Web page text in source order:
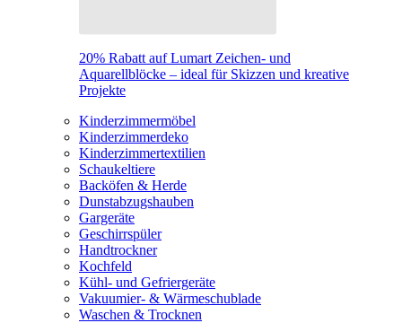
20% Rabatt auf Lumart Zeichen- und
Aquarellblöcke – ideal für Skizzen und kreative
Projekte
Kinderzimmermöbel
Kinderzimmerdeko
Kinderzimmertextilien
Schaukeltiere
Backöfen & Herde
Dunstabzugshauben
Gargeräte
Geschirrspüler
Handtrockner
Kochfeld
Kühl- und Gefriergeräte
Vakuumier- & Wärmeschublade
Waschen & Trocknen